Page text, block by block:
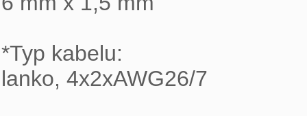
*Typ kabelu:
lanko, 4x2xAWG26/7